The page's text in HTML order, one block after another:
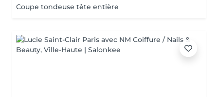
Coupe tondeuse tête entière